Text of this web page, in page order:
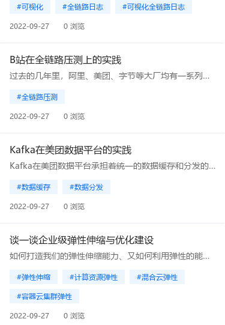
#可视化 #全链路日志
#可视化全链路日志
2022-09-27
0 浏览
B站在全链路压测上的实践
过去的几年里，阿里、美团、字节等大厂均有一系列的实践技术文章进行分享公开，更有PTS全链路压测、XSea全链路压测平台、Takin全链路压测平台等商业化解决方案。站在巨人们的肩膀上，本文将基于这些成熟的实践经验并结合 B 站的基础设施来介绍我们在全链路压测的建设和落地经验。
#全链路压测
2022-09-27
0 浏览
Kafka在美团数据平台的实践
Kafka在美团数据平台承担着统一的数据缓存和分发的角色，随着数据量的增长，集群规模的扩大，Kafka面临的挑战也愈发严峻。本文分享了美团Kafka面临的实际挑战，以及美团针对性的一些优化工作，希望能给从事相关开发工作的同学带来帮助或启发。
#数据缓存
#数据分发
2022-09-27
0 浏览
谈一谈企业级弹性伸缩与优化建设
如何打造我们的弹性伸缩能力、又如何利用弹性的能力解决高昂的成本问题？本文根据笔者过去的实践和思考， 简单阐述对计算资源弹性、容器云kubernetes[1]弹性、混合云弹性、Serverless[2]等的一些心得体会。
#弹性伸缩 #计算资源弹性
#混合云弹性
#容器云集群弹性
2022-09-27
0 浏览